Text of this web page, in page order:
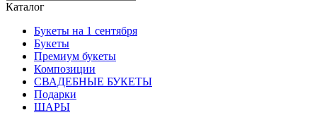
Каталог
Букеты на 1 сентября
Букеты
Премиум букеты
Композиции
СВАДЕБНЫЕ БУКЕТЫ
Подарки
ШАРЫ